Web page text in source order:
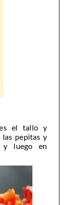
el tallo y
pepitas y
y luego en